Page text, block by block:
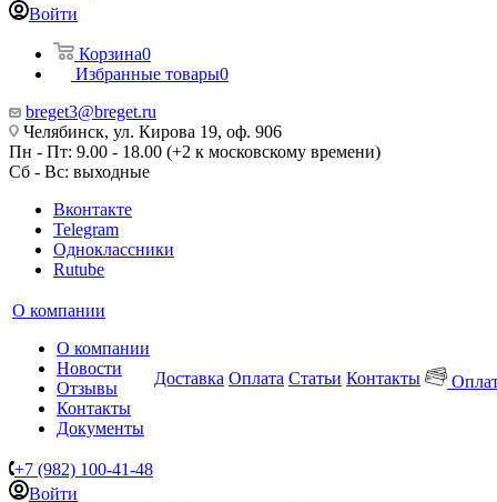
Войти
Корзина0
Избранные товары0
breget3@breget.ru
Челябинск, ул. Кирова 19, оф. 906
Пн - Пт: 9.00 - 18.00 (+2 к московскому времени)
Сб - Вс: выходные
Вконтакте
Telegram
Одноклассники
Rutube
О компании
О компании
Новости
Отзывы
Контакты
Документы
Доставка Оплата Статьи Контакты
+7 (982) 100-41-48
Войти